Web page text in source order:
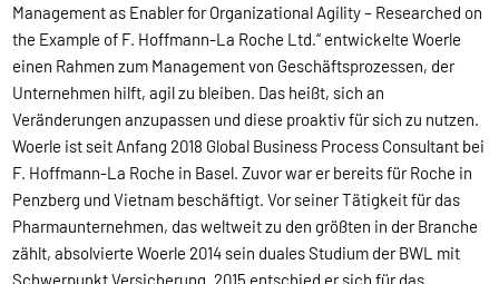
Management as Enabler for Organizational Agility – Researched on
the Example of F. Hoffmann-La Roche Ltd.“ entwickelte Woerle
einen Rahmen zum Management von Geschäftsprozessen, der
Unternehmen hilft, agil zu bleiben. Das heißt, sich an
Veränderungen anzupassen und diese proaktiv für sich zu nutzen.
Woerle ist seit Anfang 2018 Global Business Process Consultant bei
F. Hoffmann-La Roche in Basel. Zuvor war er bereits für Roche in
Penzberg und Vietnam beschäftigt. Vor seiner Tätigkeit für das
Pharmaunternehmen, das weltweit zu den größten in der Branche
zählt, absolvierte Woerle 2014 sein duales Studium der BWL mit
Schwerpunkt Versicherung. 2015 entschied er sich für das